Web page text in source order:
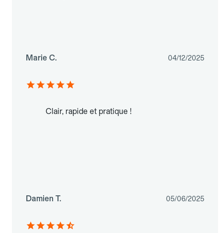
Marie C. 04/12/2025
Clair, rapide et pratique !
Damien T. 05/06/2025